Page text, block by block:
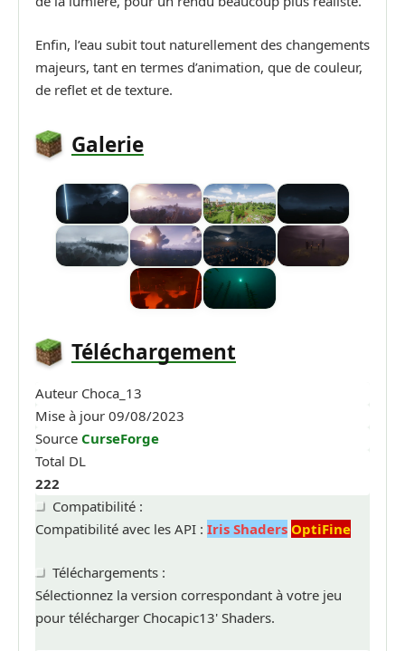
Enfin, l’eau subit tout naturellement des changements
majeurs, tant en termes d’animation, que de couleur,
de reflet et de texture.
Galerie
Téléchargement
Auteur Choca_13
Mise à jour 09/08/2023
Source CurseForge
Total DL
222
Compatibilité :
Compatibilité avec les API : Iris Shaders OptiFine
Téléchargements :
Sélectionnez la version correspondant à votre jeu
pour télécharger Chocapic13' Shaders.